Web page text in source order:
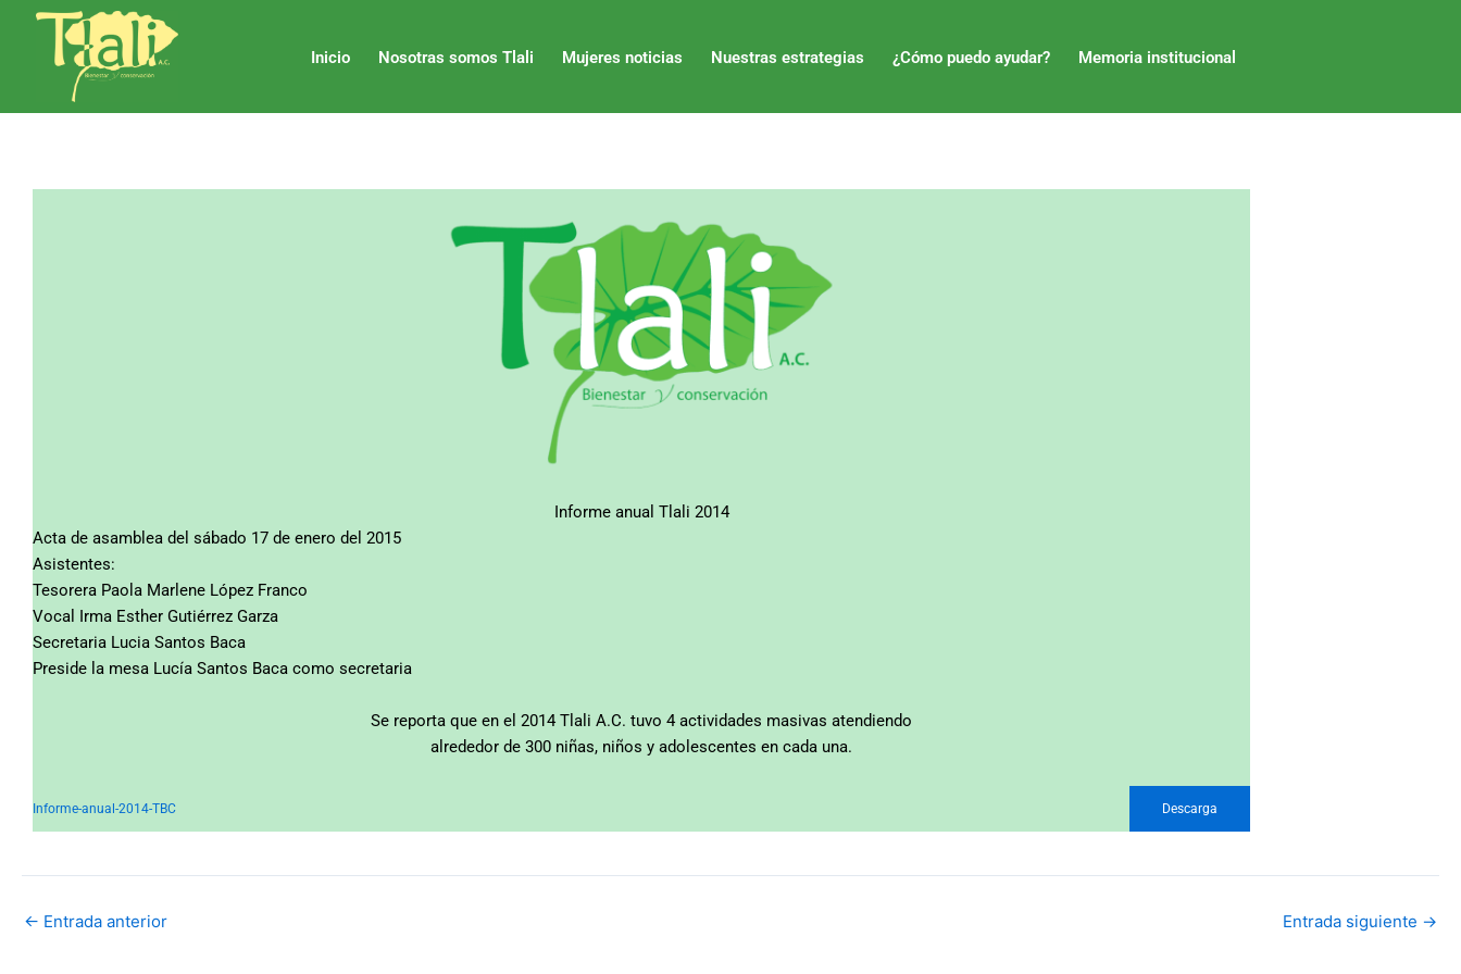
contenido
Inicio Nosotras somos Tlali Mujeres noticias Nuestras estrategias ¿Cómo puedo ayudar? Memoria institucional
Informe anual Tlali 2014
Acta de asamblea del sábado 17 de enero del 2015
Asistentes:
Tesorera Paola Marlene López Franco
Vocal Irma Esther Gutiérrez Garza
Secretaria Lucia Santos Baca
Preside la mesa Lucía Santos Baca como secretaria
Se reporta que en el 2014 Tlali A.C. tuvo 4 actividades masivas atendiendo
alrededor de 300 niñas, niños y adolescentes en cada una.
Informe-anual-2014-TBC Descarga
← Entrada anterior Entrada siguiente →